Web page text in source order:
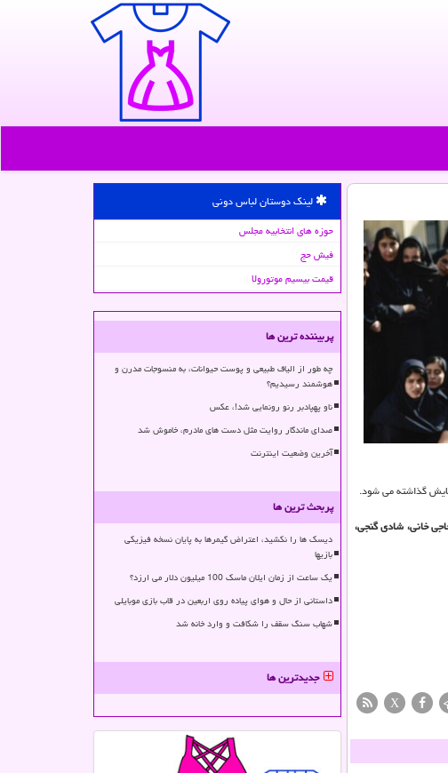
خانی، شادی گنجی،
X
لینک دوستان لباس دونی
حوزه های انتخابیه مجلس
فیش حج
قیمت بیسیم موتورولا
پربیننده ترین ها
چه طور از الیاف طبیعی و پوست حیوانات، به منسوجات مدرن و
هوشمند رسیدیم؟
ناو پهپادبر رنو رونمایی شد!، عکس
صدای ماندگار روایت مثل دست های مادرم، خاموش شد
آخرین وضعیت اینترنت
پربحث ترین ها
دیسک ها را نکشید، اعتراض گیمرها به پایان نسخه فیزیکی
بازیها
یک ساعت از زمان ایلان ماسک 100 میلیون دلار می ارزد؟
داستانی از حال و هوای پیاده روی اربعین در قاب بازی موبایلی
شهاب سنگ سقف را شکافت و وارد خانه شد
جدیدترین ها